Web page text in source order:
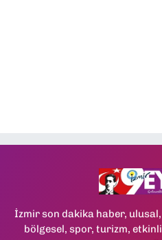
İzmir son dakika haber,
bölgesel, spor, turizm,